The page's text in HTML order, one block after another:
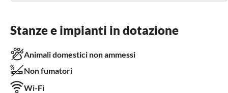
Stanze e impianti in dotazione
Animali domestici non ammessi
Non fumatori
Wi-Fi